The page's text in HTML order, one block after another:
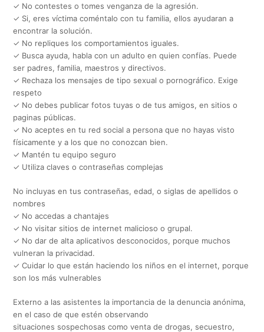
✓ No contestes o tomes venganza de la agresión.
✓ Si, eres víctima coméntalo con tu familia, ellos ayudaran a
encontrar la solución.
✓ No repliques los comportamientos iguales.
✓ Busca ayuda, habla con un adulto en quien confías. Puede
ser padres, familia, maestros y directivos.
✓ Rechaza los mensajes de tipo sexual o pornográfico. Exige
respeto
✓ No debes publicar fotos tuyas o de tus amigos, en sitios o
paginas públicas.
✓ No aceptes en tu red social a persona que no hayas visto
físicamente y a los que no conozcan bien.
✓ Mantén tu equipo seguro
✓ Utiliza claves o contraseñas complejas
No incluyas en tus contraseñas, edad, o siglas de apellidos o
nombres
✓ No accedas a chantajes
✓ No visitar sitios de internet malicioso o grupal.
✓ No dar de alta aplicativos desconocidos, porque muchos
vulneran la privacidad.
✓ Cuidar lo que están haciendo los niños en el internet, porque
son los más vulnerables
Externo a las asistentes la importancia de la denuncia anónima,
en el caso de que estén observando
situaciones sospechosas como venta de drogas, secuestro,